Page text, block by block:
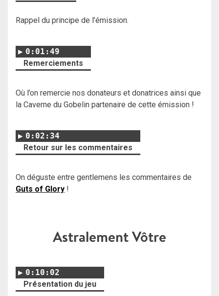
Rappel du principe de l’émission.
0:01:49
Remerciements
Où l’on remercie nos donateurs et donatrices ainsi que
la Caverne du Gobelin partenaire de cette émission !
0:02:34
Retour sur les commentaires
On déguste entre gentlemens les commentaires de
Guts of Glory !
Astralement Vôtre
0:10:02
Présentation du jeu